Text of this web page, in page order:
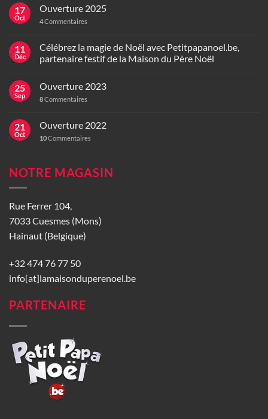
17
Oct
Ouverture 2025
4Commentaires
11
Déc
Célébrez la magie de Noël avec Petitpapanoel.be,
partenaire festif de la Maison du Père Noël
25
Sep
Ouverture 2023
8Commentaires
21
Oct
Ouverture 2022
10Commentaires
NOTRE MAGASIN
Rue Ferrer 104,
7033 Cuesmes (Mons)
Hainaut (Belgique)
+32 474 76 77 50
info[at]lamaisonduperenoel.be
PARTENAIRE